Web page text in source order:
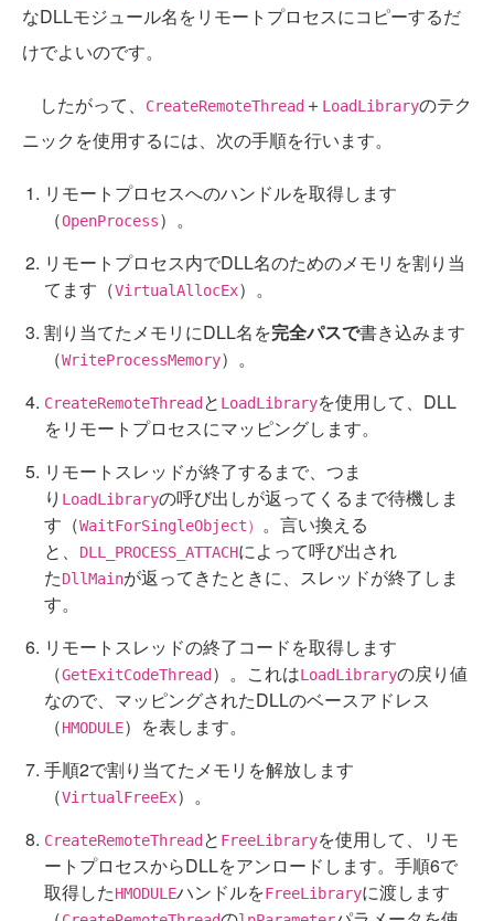
なDLLモジュール名をリモートプロセスにコピーするだ
けでよいのです。
したがって、 CreateRemoteThread ＋ LoadLibraryのテク
ニックを使用するには、次の手順を行います。
リモートプロセスへのハンドルを取得します
（OpenProcess）。
リモートプロセス内でDLL名のためのメモリを割り当
てます（VirtualAllocEx）。
割り当てたメモリにDLL名を完全パスで書き込みます
（WriteProcessMemory）。
CreateRemoteThread と LoadLibraryを使用して、DLL
をリモートプロセスにマッピングします。
リモートスレッドが終了するまで、つま
り LoadLibraryの呼び出しが返ってくるまで待機しま
す（WaitForSingleObject） 。言い換える
と、
DLL_PROCESS_ATTACHによって呼び出され
たDllMainが返ってきたときに、スレッドが終了しま
す。
リモートスレッドの終了コードを取得します
（GetExitCodeThread ）。これはLoadLibraryの戻り値
なので、マッピングされたDLLのベースアドレス
（HMODULE）を表します。
手順2で割り当てたメモリを解放します
（VirtualFreeEx）。
CreateRemoteThread と FreeLibraryを使用して、リモ
ートプロセスからDLLをアンロードします。手順6で
取得したHMODULEハンドルをFreeLibraryに渡します